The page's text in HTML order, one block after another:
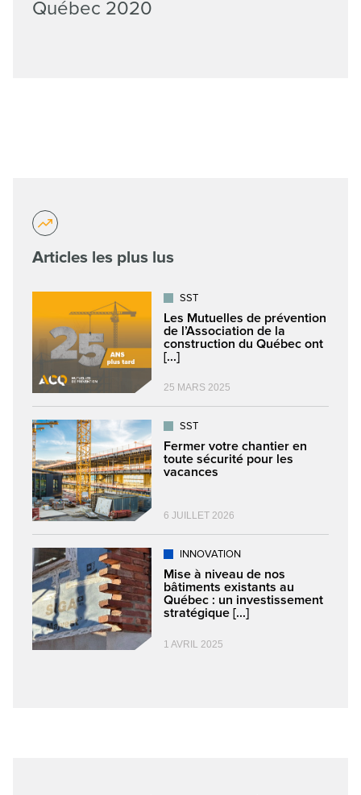
Québec 2020
Articles les plus lus
SST
Les Mutuelles de prévention
de l’Association de la
construction du Québec ont
[...]
25 MARS 2025
SST
Fermer votre chantier en
toute sécurité pour les
vacances
6 JUILLET 2026
INNOVATION
Mise à niveau de nos
bâtiments existants au
Québec : un investissement
stratégique [...]
1 AVRIL 2025